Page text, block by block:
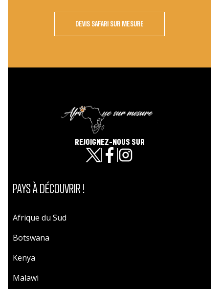
DEVIS SAFARI SUR MESURE
REJOIGNEZ-NOUS SUR
PAYS À DÉCOUVRIR !
Afrique du Sud
Botswana
Kenya
Malawi